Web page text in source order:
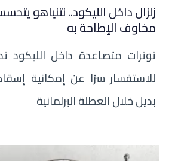
زلزال داخل الليكود.. نتنياهو
مخاوف الإطاحة به
توترات متصاعدة داخل الليكود
للاستفسار سرًا عن إمكانية
بديل خلال العطلة البرلمانية